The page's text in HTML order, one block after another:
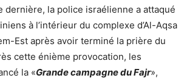
dernière, la police israélienne a attaqué
à l’intérieur du complexe d’Al-Aqsa
Est après avoir terminé la prière du
cette énième provocation, les
la «Grande campagne du Fajr»,